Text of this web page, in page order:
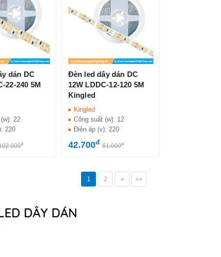
dán DC
22-240 5M
22
220
đ
Đèn led dây dán DC
12W LDDC-12-120 5M
Kingled
Kingled
Công suất (w): 12
Điện áp (v): 220
42.700đ 61.000đ
1 2 » »»
DÂY DÁN